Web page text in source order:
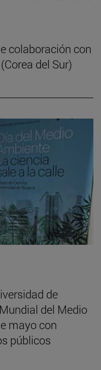
colaboración con
del Sur)
de
del Medio
mayo con
públicos